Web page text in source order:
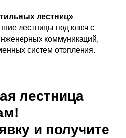
лестниц»
лестницы под ключ с
коммуникаций,
систем отопления.
лестница
и получите